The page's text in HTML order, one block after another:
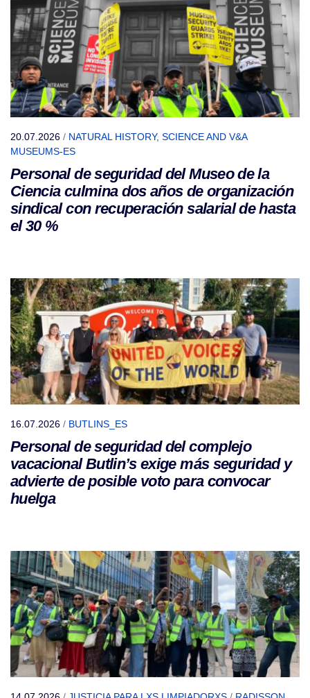
20.07.2026 / NATURAL HISTORY, SCIENCE AND V&A
MUSEUMS-ES
Personal de seguridad del Museo de la
Ciencia culmina dos años de organización
sindical con recuperación salarial de hasta
el 30 %
16.07.2026 / BUTLINS_ES
Personal de seguridad del complejo
vacacional Butlin’s exige más seguridad y
advierte de posible voto para convocar
huelga